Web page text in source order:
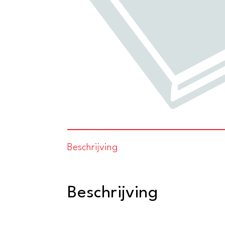
Beschrijving
Beschrijving